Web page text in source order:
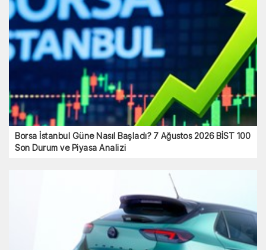
Borsa İstanbul Güne Nasıl Başladı? 7 Ağustos 2026 BİST 100
Son Durum ve Piyasa Analizi